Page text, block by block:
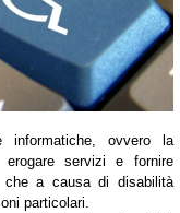
informatiche, ovvero la
servizi e fornire
che a causa di disabilità
particolari.